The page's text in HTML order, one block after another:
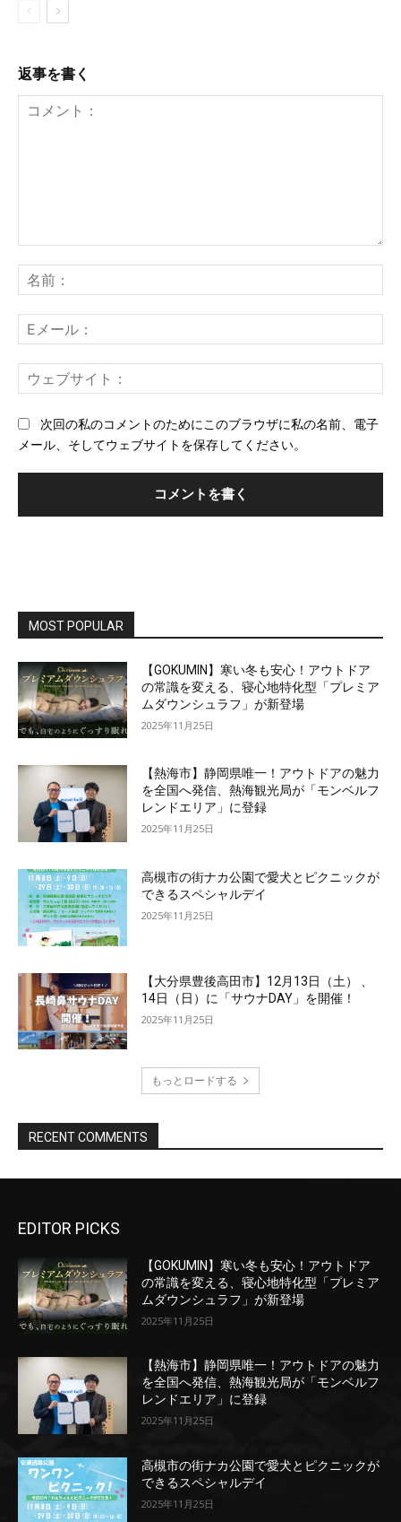
EDITOR PICKS
【GOKUMIN】寒い冬も安心！アウトドア
の常識を変える、寝心地特化型「プレミア
ムダウンシュラフ」が新登場
2025年11月25日
【熱海市】静岡県唯一！アウトドアの魅力
を全国へ発信、熱海観光局が「モンベルフ
レンドエリア」に登録
2025年11月25日
高槻市の街ナカ公園で愛犬とピクニックが
できるスペシャルデイ
2025年11月25日